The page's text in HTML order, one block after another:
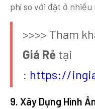
phí so với đặt ở nhiều
>>>> Tham
Giá Rẻ tại
: https://
9. Xây Dựng Hình